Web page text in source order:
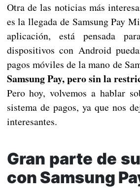
Otra de las noticias más
es la llegada de Samsung Pay
aplicación, está pensada
dispositivos con Android
pagos móviles de la mano de
Samsung Pay, pero sin la
Pero hoy, volvemos a hablar
sistema de pagos, ya que nos
interesantes.
Gran parte de
con Samsung